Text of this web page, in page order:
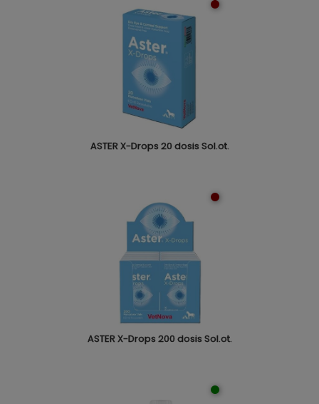
ASTER X-Drops 20 dosis Sol.ot.
ASTER X-Drops 200 dosis Sol.ot.